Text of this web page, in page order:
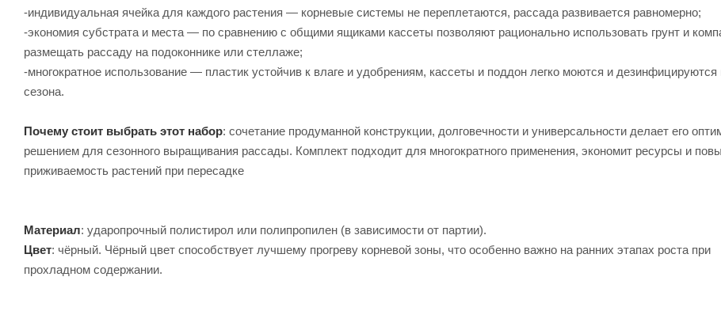
-индивидуальная ячейка для каждого растения — корневые системы не переплетаются, рассада развивается равномерно;
-экономия субстрата и места — по сравнению с общими ящиками кассеты позволяют рационально использовать грунт и
размещать рассаду на подоконнике или стеллаже;
-многократное использование — пластик устойчив к влаге и удобрениям, кассеты и поддон легко моются и дезинфицируются
сезона.
Почему стоит выбрать этот набор: сочетание продуманной конструкции, долговечности и универсальности делает его
решением для сезонного выращивания рассады. Комплект подходит для многократного применения, экономит ресурсы и
приживаемость растений при пересадке
Материал: ударопрочный полистирол или полипропилен (в зависимости от партии).
Цвет: чёрный. Чёрный цвет способствует лучшему прогреву корневой зоны, что особенно важно на ранних этапах роста при
прохладном содержании.